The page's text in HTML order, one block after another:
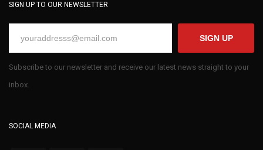
SIGN UP TO OUR NEWSLETTER
SIGN UP
Subscribe to our newsletter and receive our latest news straight to your
inbox.
SOCIAL MEDIA